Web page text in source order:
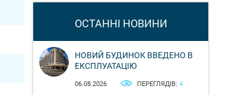
ОСТАННІ НОВИНИ
НОВИЙ БУДИНОК ВВЕДЕНО В
ЕКСПЛУАТАЦІЮ
06.08.2026 ПЕРЕГЛЯДІВ: 4